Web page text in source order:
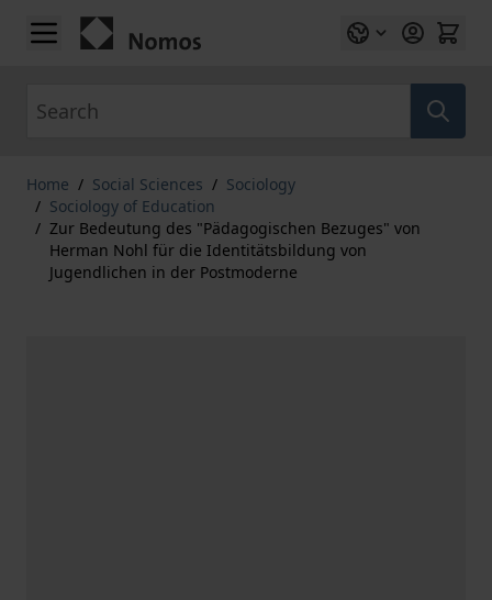
Skip to Content
Home / Social Sciences / Sociology
/ Sociology of Education
/ Zur Bedeutung des "Pädagogischen Bezuges" von
Herman Nohl für die Identitätsbildung von
Jugendlichen in der Postmoderne